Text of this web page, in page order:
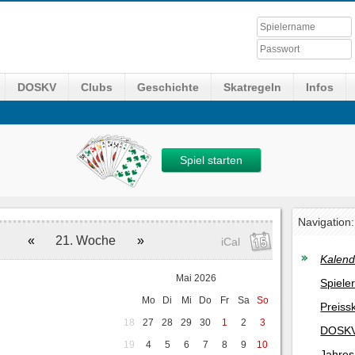
DOSKV Clubs Geschichte Skatregeln Infos
Spiel starten
« 21. Woche » iCal
Mai 2026
Mo
Di Mi Do Fr Sa
So
18
27 28 29 30 1 2
3
19
4 5 6 7 8 9 10
Navigation: